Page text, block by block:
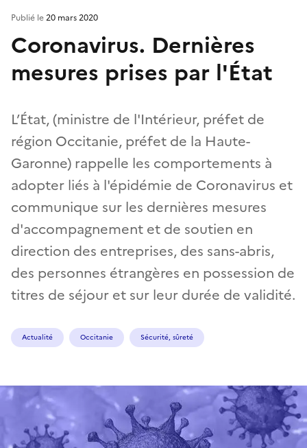
Coronavirus. Dernières
mesures prises par l'État
L’État, (ministre de l'Intérieur, préfet de
région Occitanie, préfet de la Haute-
Garonne) rappelle les comportements à
adopter liés à l'épidémie de Coronavirus et
communique sur les dernières mesures
d'accompagnement et de soutien en
direction des entreprises, des sans-abris,
des personnes étrangères en possession de
titres de séjour et sur leur durée de validité.
Publié le20 mars 2020
Actualité Occitanie Sécurité, sûreté